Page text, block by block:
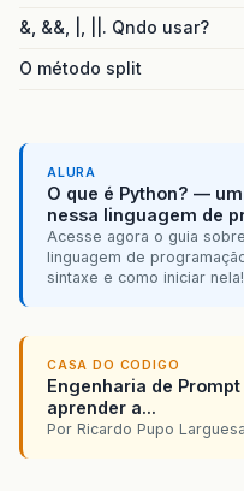
&, &&, |, ||. Qndo usar?
O método split
ALURA
O que é Python? —
nessa linguagem de
Acesse agora o guia
linguagem de
sintaxe e como iniciar nela!
CASA DO CODIGO
Engenharia de
aprender a...
Por Ricardo Pupo